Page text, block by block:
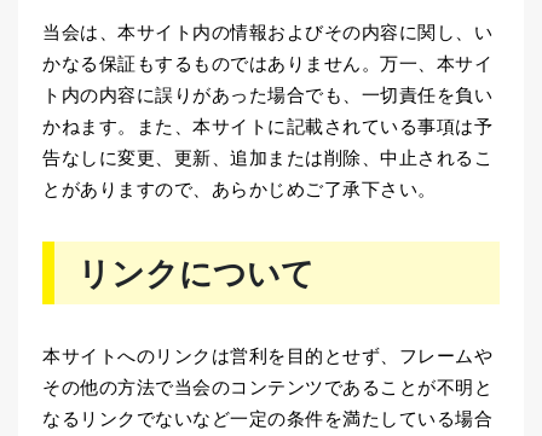
当会は、本サイト内の情報およびその内容に関し、い
かなる保証もするものではありません。万一、本サイ
ト内の内容に誤りがあった場合でも、一切責任を負い
かねます。また、本サイトに記載されている事項は予
告なしに変更、更新、追加または削除、中止されるこ
とがありますので、あらかじめご了承下さい。
リンクについて
本サイトへのリンクは営利を目的とせず、フレームや
その他の方法で当会のコンテンツであることが不明と
なるリンクでないなど一定の条件を満たしている場合